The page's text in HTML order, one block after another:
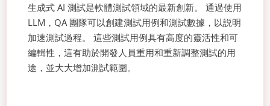
生成式 AI 測試是軟體測試領域的最新創新。 通過使用
LLM，QA 團隊可以創建測試用例和測試數據，以説明
加速測試過程。 這些測試用例具有高度的靈活性和可
編輯性，這有助於開發人員重用和重新調整測試的用
途，並大大增加測試範圍。